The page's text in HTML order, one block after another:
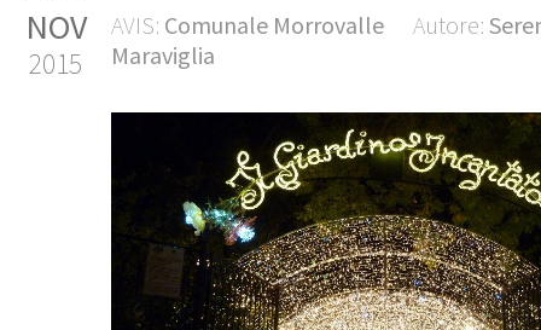
NOV
2015
AVIS: Comunale Morrovalle Autore:
Maraviglia